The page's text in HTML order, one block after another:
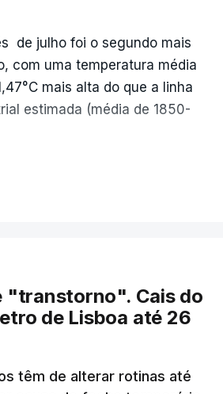
de julho foi o segundo mais
com uma temperatura média
mais alta do que a linha
estimada (média de 1850-
extremo neste verão.
sido menos intensas do que
junho, a sequência geral de
maio permanece excecional
"transtorno". Cais do
de Lisboa até 26
têm de alterar rotinas até